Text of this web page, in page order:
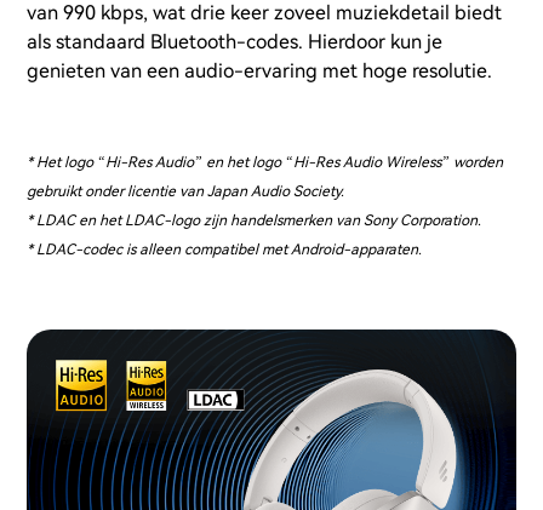
van 990 kbps, wat drie keer zoveel muziekdetail biedt
als standaard Bluetooth-codes. Hierdoor kun je
genieten van een audio-ervaring met hoge resolutie.
* Het logo “Hi-Res Audio” en het logo “Hi-Res Audio Wireless” worden
gebruikt onder licentie van Japan Audio Society.
* LDAC en het LDAC-logo zijn handelsmerken van Sony Corporation.
* LDAC-codec is alleen compatibel met Android-apparaten.